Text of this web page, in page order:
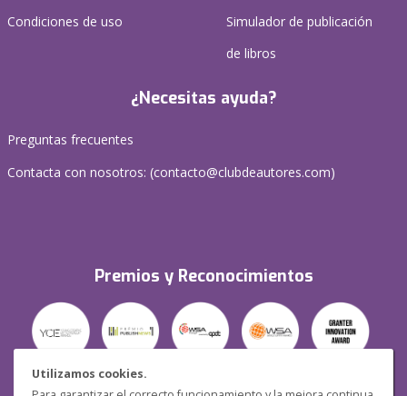
Utilizamos cookies.
Condiciones de uso
Simulador de publicación
de libros
¿Necesitas ayuda?
Preguntas frecuentes
Contacta con nosotros: (contacto@clubdeautores.com)
Premios y Reconocimientos